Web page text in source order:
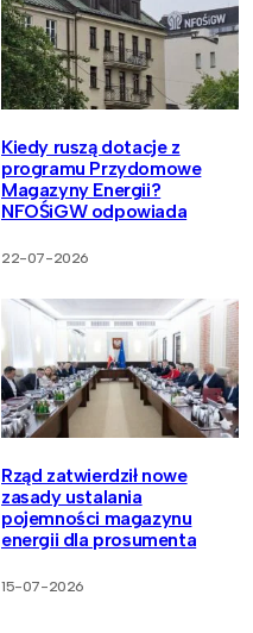
Kiedy ruszą dotacje z
programu Przydomowe
Magazyny Energii?
NFOŚiGW odpowiada
22-07-2026
Rząd zatwierdził nowe
zasady ustalania
pojemności magazynu
energii dla prosumenta
15-07-2026